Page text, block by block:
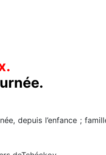
depuis l’enfance ;